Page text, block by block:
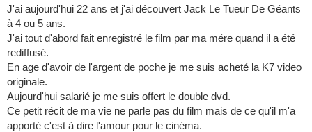
J'ai aujourd'hui 22 ans et j'ai découvert Jack Le Tueur De Géants
à 4 ou 5 ans.
J'ai tout d'abord fait enregistré le film par ma mére quand il a été
rediffusé.
En age d'avoir de l'argent de poche je me suis acheté la K7 video
originale.
Aujourd'hui salarié je me suis offert le double dvd.
Ce petit récit de ma vie ne parle pas du film mais de ce qu'il m'a
apporté c'est à dire l'amour pour le cinéma.